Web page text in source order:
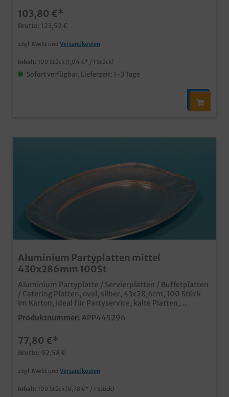
103,80 €*
Brutto: 123,52 €
zzgl. MwSt und Versandkosten
Inhalt: 100 Stück (1,04 €* / 1 Stück)
Sofort verfügbar, Lieferzeit: 1-3 Tage
Aluminium Partyplatten mittel
430x286mm 100St
Aluminium Partyplatte / Servierplatten / Buffetplatten
/ Catering Platten, oval, silber, 43x28,6cm, 100 Stück
im Karton, Ideal für Partyservice, kalte Platten,
Präsente, Empfänge, usw., lebensmittelecht und
abwaschbar passender Transport- und Schaukarton
Produktnummer: APP445296
77,80 €*
Brutto: 92,58 €
zzgl. MwSt und Versandkosten
Inhalt: 100 Stück (0,78 €* / 1 Stück)